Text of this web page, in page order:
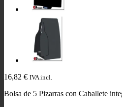
16,82 € IVA incl.
Bolsa de 5 Pizarras con Caballete